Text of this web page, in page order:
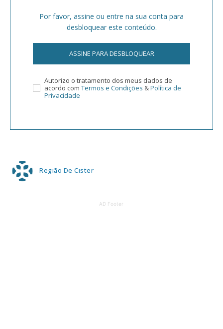
Por favor, assine ou entre na sua conta para
desbloquear este conteúdo.
ASSINE PARA DESBLOQUEAR
Autorizo o tratamento dos meus dados de
acordo com Termos e Condições &Política de
Privacidade
Região De Cister
AD Footer